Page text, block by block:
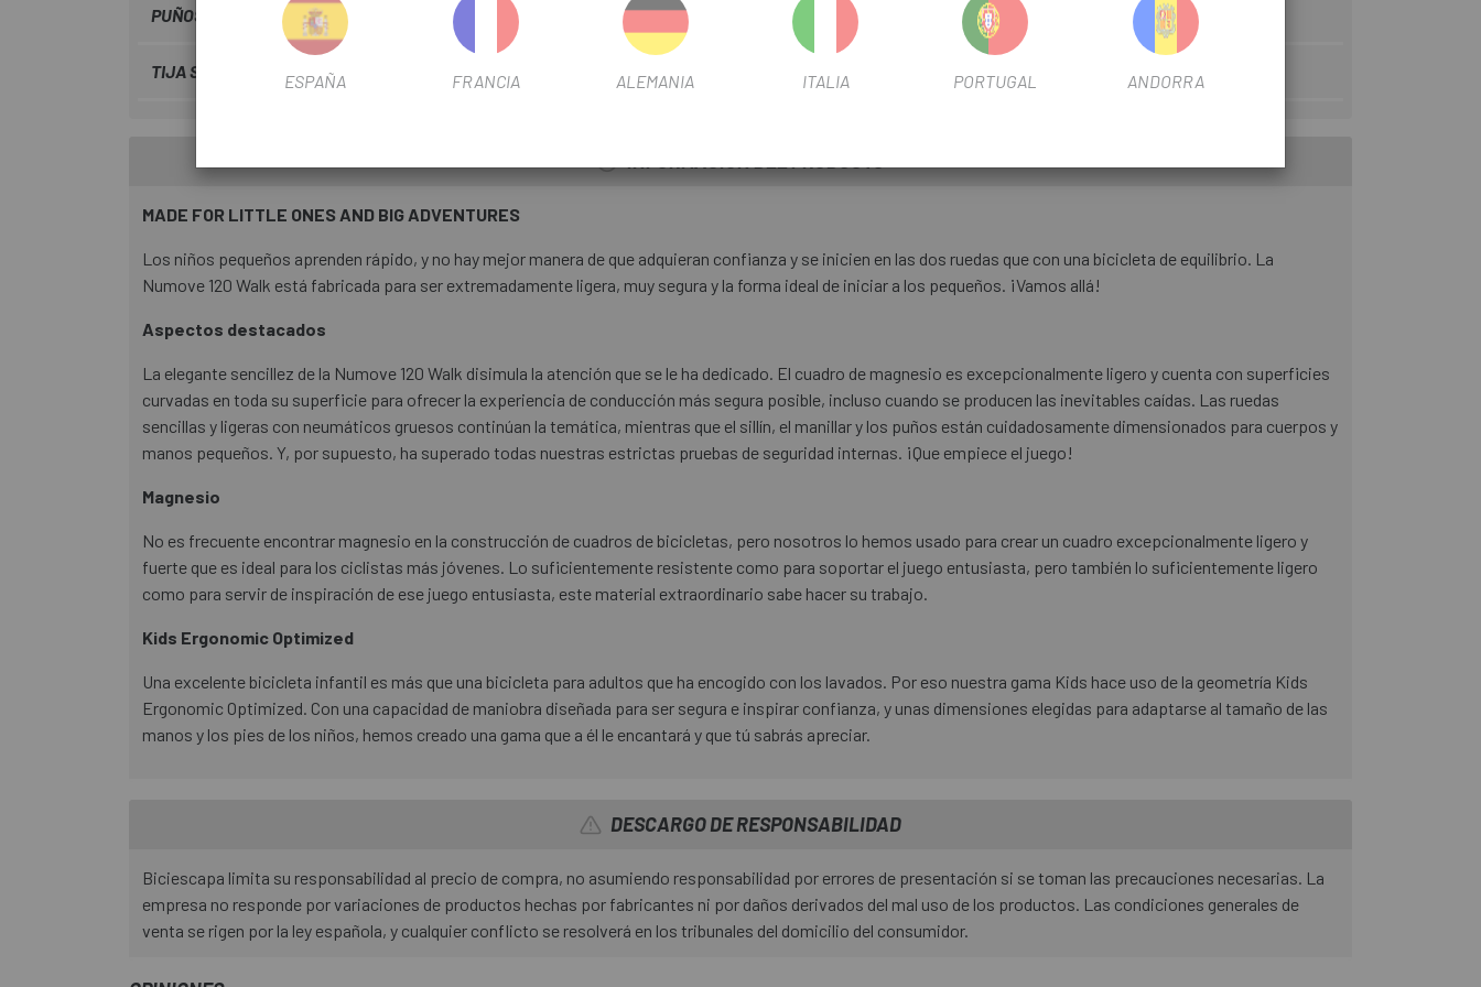
PUÑOS PESO 3,4 kg
TIJA SILLIN Aluminium Lite OUTLET Si
MADE FOR LITTLE ONES AND BIG ADVENTURES
Los niños pequeños aprenden rápido, y no hay mejor manera de que adquieran confianza y se inicien en las dos ruedas que con una bicicleta de equilibrio. La
Numove 120 Walk está fabricada para ser extremadamente ligera, muy segura y la forma ideal de iniciar a los pequeños. ¡Vamos allá!
Aspectos destacados
La elegante sencillez de la Numove 120 Walk disimula la atención que se le ha dedicado. El cuadro de magnesio es excepcionalmente ligero y cuenta con superficies
curvadas en toda su superficie para ofrecer la experiencia de conducción más segura posible, incluso cuando se producen las inevitables caídas. Las ruedas
sencillas y ligeras con neumáticos gruesos continúan la temática, mientras que el sillín, el manillar y los puños están cuidadosamente dimensionados para cuerpos y
manos pequeños. Y, por supuesto, ha superado todas nuestras estrictas pruebas de seguridad internas. ¡Que empiece el juego!
Magnesio
No es frecuente encontrar magnesio en la construcción de cuadros de bicicletas, pero nosotros lo hemos usado para crear un cuadro excepcionalmente ligero y
fuerte que es ideal para los ciclistas más jóvenes. Lo suficientemente resistente como para soportar el juego entusiasta, pero también lo suficientemente ligero
como para servir de inspiración de ese juego entusiasta, este material extraordinario sabe hacer su trabajo.
Kids Ergonomic Optimized
Una excelente bicicleta infantil es más que una bicicleta para adultos que ha encogido con los lavados. Por eso nuestra gama Kids hace uso de la geometría Kids
Ergonomic Optimized. Con una capacidad de maniobra diseñada para ser segura e inspirar confianza, y unas dimensiones elegidas para adaptarse al tamaño de las
manos y los pies de los niños, hemos creado una gama que a él le encantará y que tú sabrás apreciar.
DESCARGO DE RESPONSABILIDAD
Biciescapa limita su responsabilidad al precio de compra, no asumiendo responsabilidad por errores de presentación si se toman las precauciones necesarias. La
empresa no responde por variaciones de productos hechas por fabricantes ni por daños derivados del mal uso de los productos. Las condiciones generales de
venta se rigen por la ley española, y cualquier conflicto se resolverá en los tribunales del domicilio del consumidor.
ESPAÑA FRANCIA ALEMANIA ITALIA PORTUGAL ANDORRA